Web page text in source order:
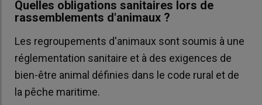
Quelles obligations sanitaires lors de
rassemblements d'animaux ?
Les regroupements d'animaux sont soumis à une
réglementation sanitaire et à des exigences de
bien-être animal définies dans le code rural et de
la pêche maritime.